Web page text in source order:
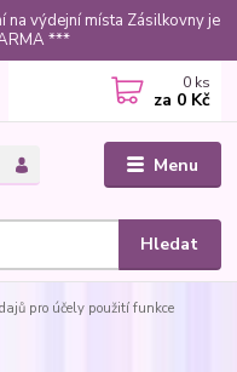
na výdejní místa Zásilkovny je
***
Menu
Hledat
0 ks
za 0 Kč
pro účely použití funkce